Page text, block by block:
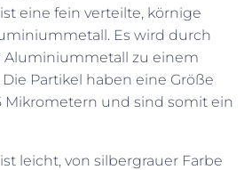
eine fein verteilte, körnige
Es wird durch
Aluminiummetall zu einem
Partikel haben eine Größe
Mikrometern und sind somit ein
leicht, von silbergrauer Farbe